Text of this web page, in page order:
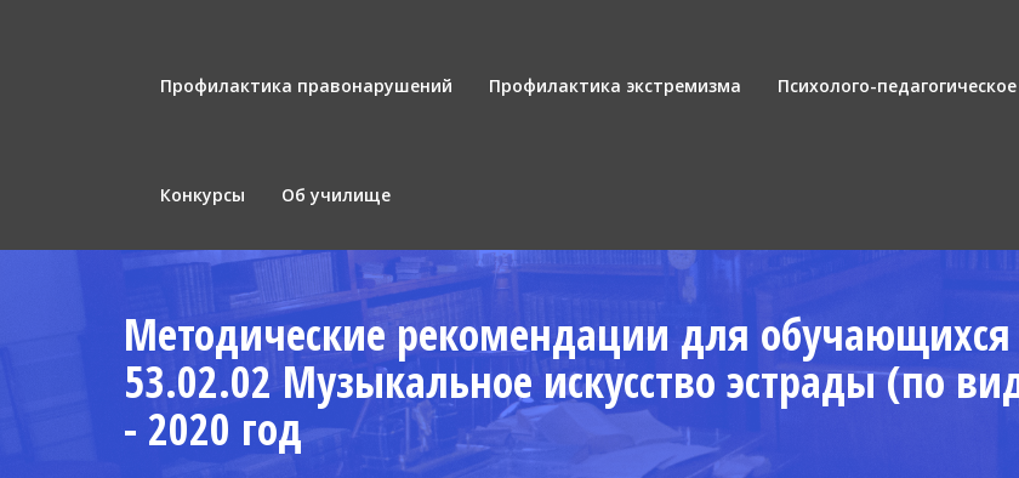
Профилактика правонарушений Профилактика экстремизма Психолого-
Конкурсы Об училище
Методические рекомендации для обучающихся
53.02.02 Музыкальное искусство эстрады (по
- 2020 год